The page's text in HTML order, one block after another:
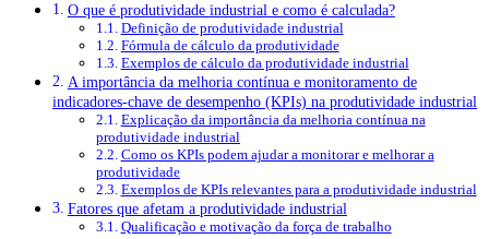
O que é produtividade industrial e como é calculada?
Definição de produtividade industrial
Fórmula de cálculo da produtividade
Exemplos de cálculo da produtividade industrial
A importância da melhoria contínua e monitoramento de
indicadores-chave de desempenho (KPIs) na produtividade industrial
Explicação da importância da melhoria contínua na
produtividade industrial
Como os KPIs podem ajudar a monitorar e melhorar a
produtividade
Exemplos de KPIs relevantes para a produtividade industrial
Fatores que afetam a produtividade industrial
Qualificação e motivação da força de trabalho